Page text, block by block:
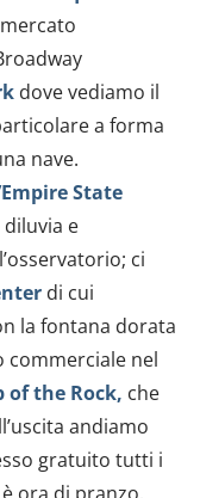
contenuti ed
media e per
inoltre
sito con i
dei dati web,
combinarle
o che hanno
dove vediamo il
a forma
nave.
State
e
ci
di cui
la fontana dorata
commerciale nel
of the Rock, che
andiamo
gratuito tutti i